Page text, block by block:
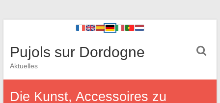
Pujols sur Dordogne
Aktuelles
Die Kunst, Accessoires zu